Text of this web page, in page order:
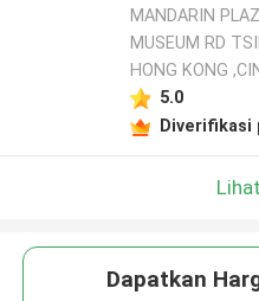
MANDARIN
MUSEUM RD
HONG KONG
5.0
Diverifikasi
Dapatkan